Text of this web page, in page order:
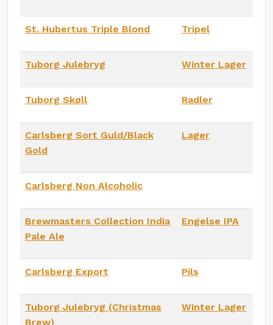
St. Hubertus Triple Blond Tripel
Tuborg Julebryg Winter Lager
Tuborg Skøll Radler
Carlsberg Sort Guld/Black
Gold
Lager
Carlsberg Non Alcoholic
Brewmasters Collection India
Pale Ale
Engelse IPA
Carlsberg Export Pils
Tuborg Julebryg (Christmas
Brew)
Winter Lager